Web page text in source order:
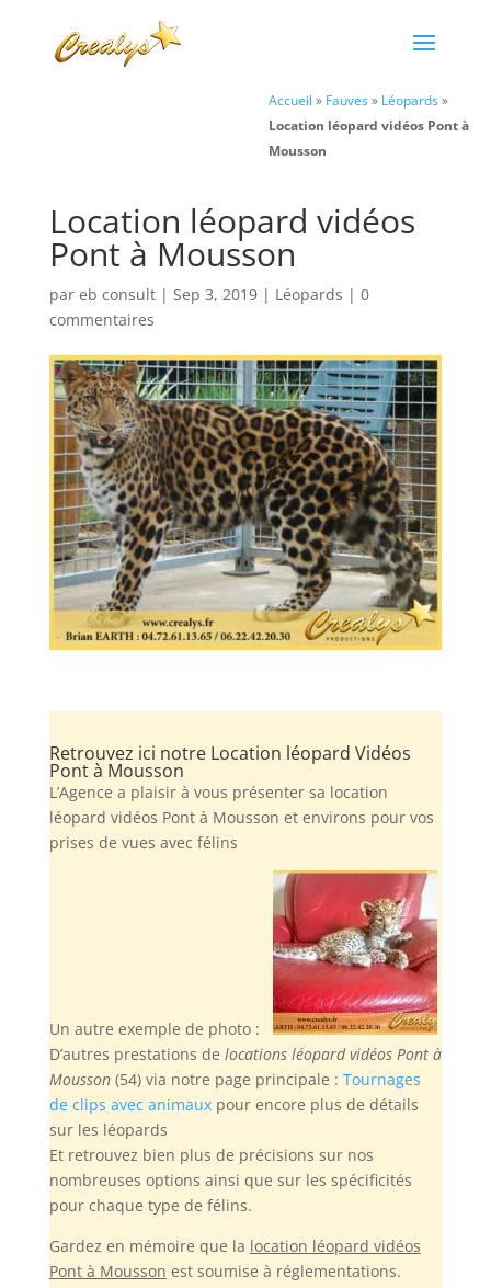
Accueil » Fauves» Léopards»
Location léopard vidéos Pont à
Mousson
Location léopard vidéos
Pont à Mousson
par eb consult| Sep 3, 2019| Léopards | 0
commentaires
Retrouvez ici notre Location léopard Vidéos
Pont à Mousson
L’Agence a plaisir à vous présenter sa location
léopard vidéos Pont à Mousson et environs pour vos
prises de vues avec félins
Un autre exemple de photo :
D’autres prestations de locations léopard vidéos Pont à
Mousson(54) via notre page principale : Tournages
de clips avec animauxpour encore plus de détails
sur les léopards
Et retrouvez bien plus de précisions sur nos
nombreuses options ainsi que sur les spécificités
pour chaque type de félins.
Gardez en mémoire que la location léopard vidéos
Pont à Mousson est soumise à réglementations.